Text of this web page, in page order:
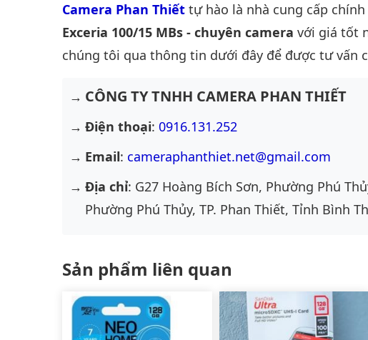
Camera Phan Thiết tự hào là nhà cung cấp
Exceria 100/15 MBs - chuyên camera với giá tốt
chúng tôi qua thông tin dưới đây để được tư vấn
CÔNG TY TNHH CAMERA PHAN THIẾT
Điện thoại: 0916.131.252
Email: cameraphanthiet.net@gmail.com
Địa chỉ: G27 Hoàng Bích Sơn, Phường Phú
Phường Phú Thủy, TP. Phan Thiết, Tỉnh Bình
Sản phẩm liên quan